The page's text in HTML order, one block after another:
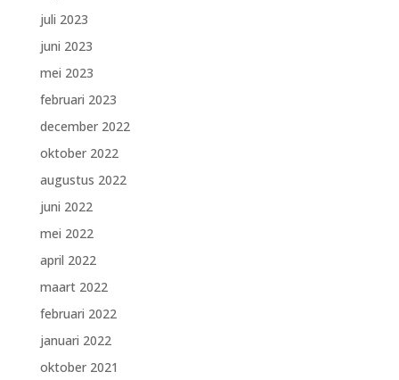
juli 2023
juni 2023
mei 2023
februari 2023
december 2022
oktober 2022
augustus 2022
juni 2022
mei 2022
april 2022
maart 2022
februari 2022
januari 2022
oktober 2021